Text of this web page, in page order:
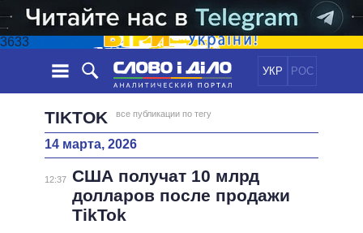
3633
УКР РОС
НОВОСТИ
ЛЕНТА
СОБЫТИЯ
СТАТЬИ
МНЕНИЯ
ЭКОНОМИКА
ОБЩЕСТВО
ПОЛИТИКИ
ВСЕ ПОЛИТИКИ
TIKTOK все публикации по тегу
14 марта, 2026
12:37 США получат 10 млрд
долларов после продажи
TikTok